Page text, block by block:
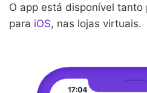
O app está disponível tanto
para iOS, nas lojas virtuais.